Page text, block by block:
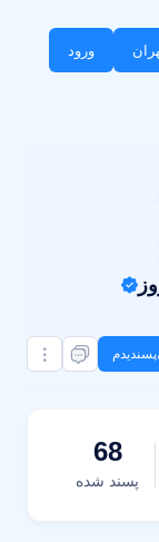
ورود
پسندیدم
68
پسند شده